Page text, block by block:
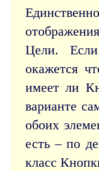
Цели.
окажется
имеет ли
варианте
обоих
есть – по
класс